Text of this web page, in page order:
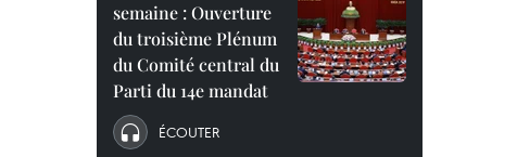
semaine : Ouverture
du troisième Plénum
du Comité central du
Parti du 14e mandat
ÉCOUTER